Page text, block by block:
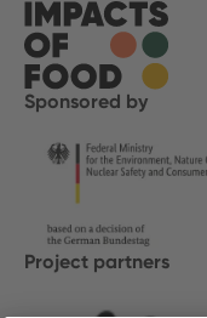
Sponsored by
Project partners